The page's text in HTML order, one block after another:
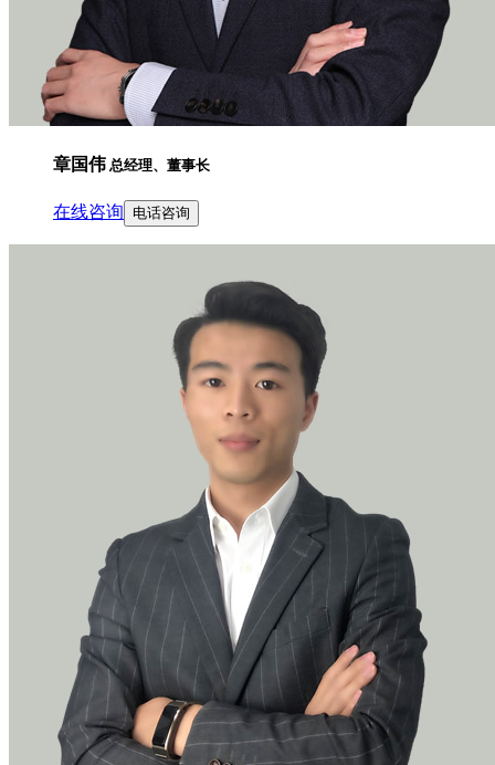
章国伟 总经理、董事长
在线咨询 电话咨询